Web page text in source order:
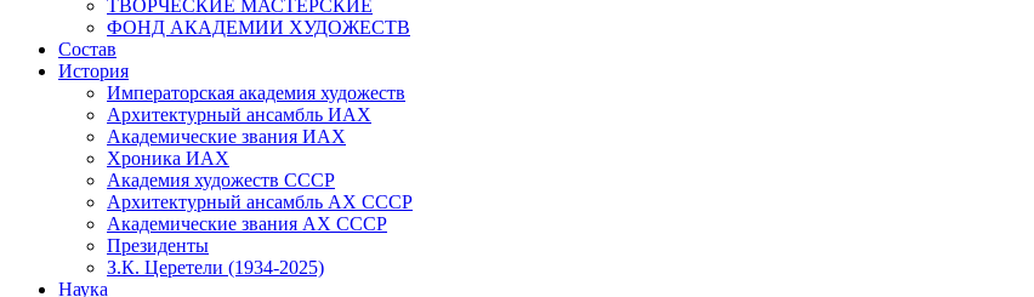
ТВОРЧЕСКИЕ МАСТЕРСКИЕ
ФОНД АКАДЕМИИ ХУДОЖЕСТВ
Состав
История
Императорская академия художеств
Архитектурный ансамбль ИАХ
Академические звания ИАХ
Хроника ИАХ
Академия художеств СССР
Архитектурный ансамбль АХ СССР
Академические звания АХ СССР
Президенты
З.К. Церетели (1934-2025)
Наука